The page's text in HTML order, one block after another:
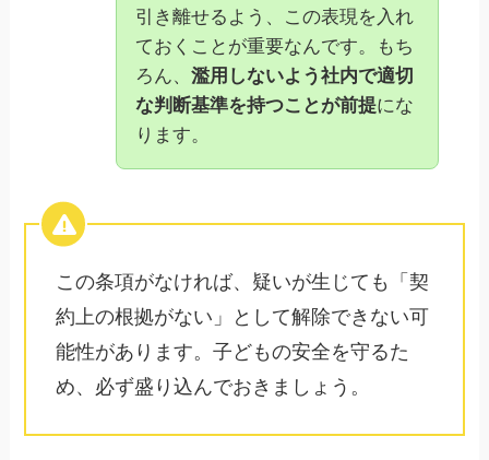
引き離せるよう、この表現を入れ
ておくことが重要なんです。もち
ろん、濫用しないよう社内で適切
な判断基準を持つことが前提にな
ります。
この条項がなければ、疑いが生じても「契
約上の根拠がない」として解除できない可
能性があります。子どもの安全を守るた
め、必ず盛り込んでおきましょう。